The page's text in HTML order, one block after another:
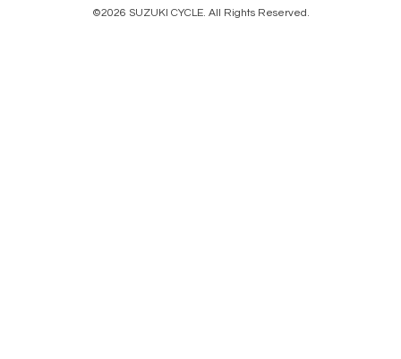
©2026 SUZUKI CYCLE. All Rights Reserved.